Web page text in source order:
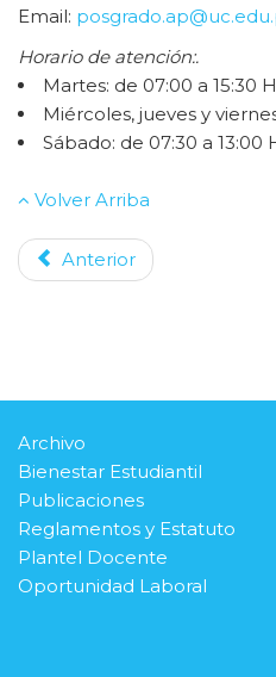
Email:
Horario de atención:.
Martes: de 07:00 a 15:30
Miércoles, jueves y
Sábado: de 07:30 a 13:00
Volver Arriba
Anterior
Archivo
Bienestar Estudiantil
Publicaciones
Reglamentos y Estatuto
Plantel Docente
Oportunidad Laboral